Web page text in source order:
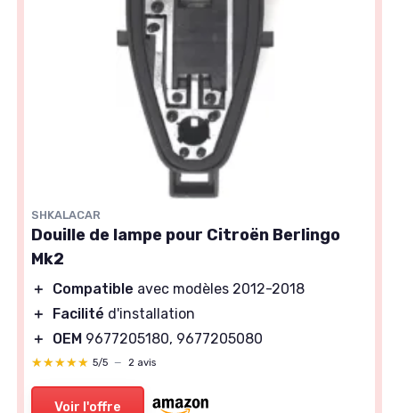
SHKALACAR
Douille de lampe pour Citroën Berlingo
Mk2
＋ Compatible avec modèles 2012-2018
＋
Facilité d'installation
＋
OEM 9677205180, 9677205080
★★★★★
★★★★★ 5/5 — 2 avis
Voir l'offre